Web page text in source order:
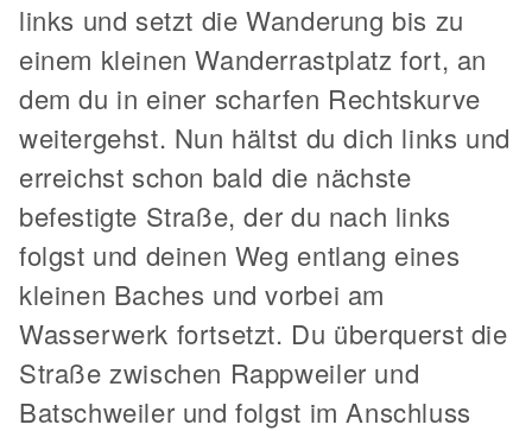
links und setzt die Wanderung bis zu
einem kleinen Wanderrastplatz fort, an
dem du in einer scharfen Rechtskurve
weitergehst. Nun hältst du dich links und
erreichst schon bald die nächste
befestigte Straße, der du nach links
folgst und deinen Weg entlang eines
kleinen Baches und vorbei am
Wasserwerk fortsetzt. Du überquerst die
Straße zwischen Rappweiler und
Batschweiler und folgst im Anschluss